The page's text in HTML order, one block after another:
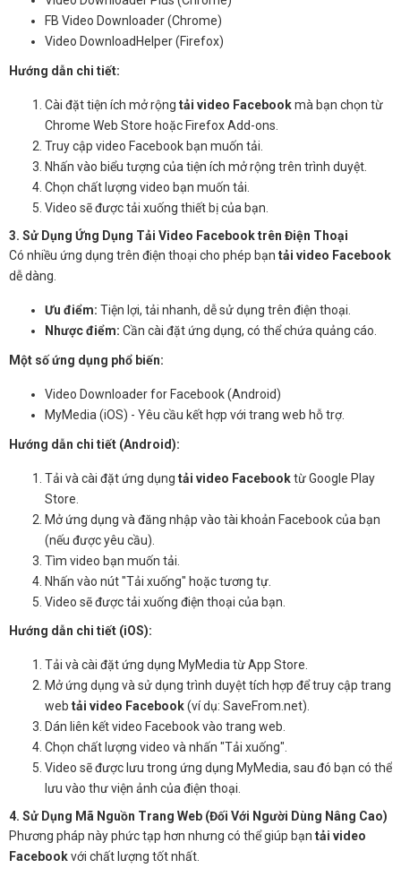
FB Video Downloader (Chrome)
Video DownloadHelper (Firefox)
Hướng dẫn chi tiết:
Cài đặt tiện ích mở rộng tải video Facebookmà bạn chọn từ
Chrome Web Store hoặc Firefox Add-ons.
Truy cập video Facebook bạn muốn tải.
Nhấn vào biểu tượng của tiện ích mở rộng trên trình duyệt.
Chọn chất lượng video bạn muốn tải.
Video sẽ được tải xuống thiết bị của bạn.
3. Sử Dụng Ứng Dụng Tải Video Facebook trên Điện Thoại
Có nhiều ứng dụng trên điện thoại cho phép bạn tải video Facebook
dễ dàng.
Ưu điểm: Tiện lợi, tải nhanh, dễ sử dụng trên điện thoại.
Nhược điểm: Cần cài đặt ứng dụng, có thể chứa quảng cáo.
Một số ứng dụng phổ biến:
Video Downloader for Facebook (Android)
MyMedia (iOS) - Yêu cầu kết hợp với trang web hỗ trợ.
Hướng dẫn chi tiết (Android):
Tải và cài đặt ứng dụng tải video Facebooktừ Google Play
Store.
Mở ứng dụng và đăng nhập vào tài khoản Facebook của bạn
(nếu được yêu cầu).
Tìm video bạn muốn tải.
Nhấn vào nút "Tải xuống" hoặc tương tự.
Video sẽ được tải xuống điện thoại của bạn.
Hướng dẫn chi tiết (iOS):
Tải và cài đặt ứng dụng MyMedia từ App Store.
Mở ứng dụng và sử dụng trình duyệt tích hợp để truy cập trang
web tải video Facebook(ví dụ: SaveFrom.net).
Dán liên kết video Facebook vào trang web.
Chọn chất lượng video và nhấn "Tải xuống".
Video sẽ được lưu trong ứng dụng MyMedia, sau đó bạn có thể
lưu vào thư viện ảnh của điện thoại.
4. Sử Dụng Mã Nguồn Trang Web (Đối Với Người Dùng Nâng Cao)
Phương pháp này phức tạp hơn nhưng có thể giúp bạn tải video
Facebookvới chất lượng tốt nhất.